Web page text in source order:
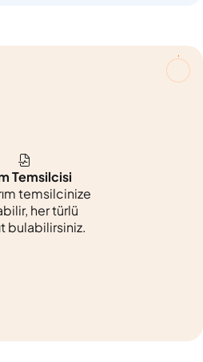
Temsilcisi
temsilcinize
her türlü
bulabilirsiniz.